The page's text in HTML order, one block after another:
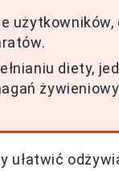
użytkowników,
diety,
ułatwić